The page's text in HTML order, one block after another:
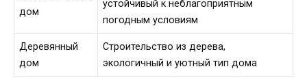
дом
устойчивый к неблагоприятным
погодным условиям
Деревянный
дом
Строительство из дерева,
экологичный и уютный тип дома